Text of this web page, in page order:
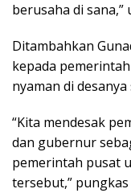
berusaha di sana,”
Ditambahkan
kepada
nyaman di desanya
“Kita mendesak
dan gubernur
pemerintah pusat
tersebut,” pungkas